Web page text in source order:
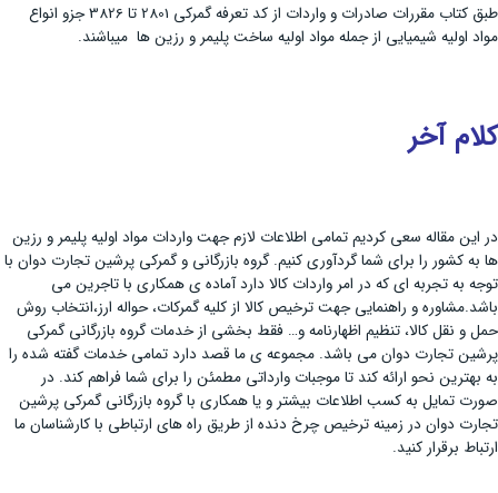
طبق کتاب مقررات صادرات و واردات از کد تعرفه گمرکی 2801 تا 3826 جزو انواع
مواد اولیه شیمیایی از جمله مواد اولیه ساخت پلیمر و رزین ها میباشند.
کلام آخر
در این مقاله سعی کردیم تمامی اطلاعات لازم جهت واردات مواد اولیه پلیمر و رزین
ها به کشور را برای شما گردآوری کنیم. گروه بازرگانی و گمرکی پرشین تجارت دوان با
توجه به تجربه ای که در امر واردات کالا دارد آماده ی همکاری با تاجرین می
باشد.مشاوره و راهنمایی جهت ترخیص کالا از کلیه گمرکات، حواله ارز،انتخاب روش
حمل و نقل کالا، تنظیم اظهارنامه و… فقط بخشی از خدمات گروه بازرگانی گمرکی
پرشین تجارت دوان می باشد. مجموعه ی ما قصد دارد تمامی خدمات گفته شده را
به بهترین نحو ارائه کند تا موجبات وارداتی مطمئن را برای شما فراهم کند. در
صورت تمایل به کسب اطلاعات بیشتر و یا همکاری با گروه بازرگانی گمرکی پرشین
تجارت دوان در زمینه ترخیص چرخ دنده از طریق راه های ارتباطی با کارشناسان ما
ارتباط برقرار کنید.